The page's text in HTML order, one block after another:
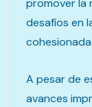
promover la
desafíos en
A pesar de
avances